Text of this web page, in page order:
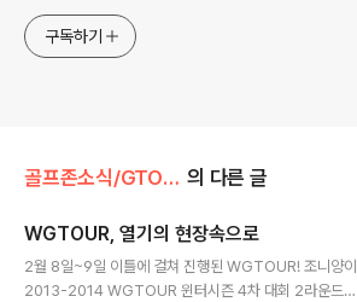
구독하기
골프존소식/GTOUR 의 다른 글
WGTOUR, 열기의 현장속으로
2월 8일~9일 이틀에 걸쳐 진행된 WGTOUR! 조니양이
2013-2014 WGTOUR 윈터시즌 4차 대회 2라운드가